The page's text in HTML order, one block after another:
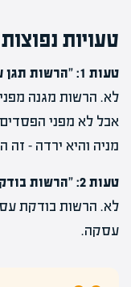
טעויות
טעות 1: "הרשות תגן עליי אם אפסיד בהשקעה"
לא. הרשות מגנה
אבל לא מפני
מניה והיא ירדה – זה
טעות 2: "הרשות בודקת כל עסקה בבורסה"
לא. הרשות בודקת
עסקה.